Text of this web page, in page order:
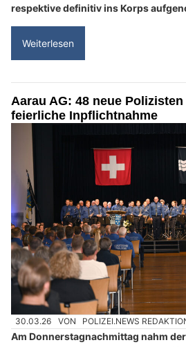
respektive definitiv ins Korps
Weiterlesen
Aarau AG: 48 neue
feierliche Inpflichtnahme
30.03.26 VON POLIZEI.NEWS
Am Donnerstagnachmittag nahm